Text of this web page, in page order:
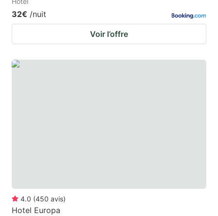
32€ /nuit
Voir l’offre
4.0 (450 avis)
Hotel Europa